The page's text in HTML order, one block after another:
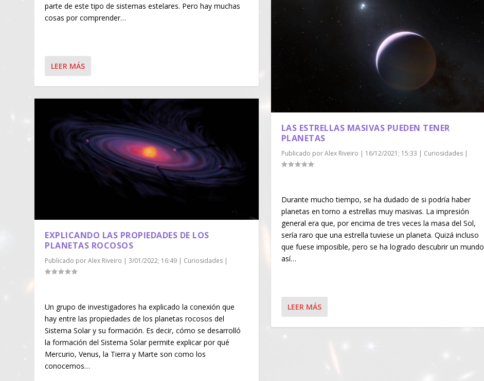
parte de este tipo de sistemas estelares. Pero hay muchas
cosas por comprender…
LEER MÁS
EXPLICANDO LAS PROPIEDADES DE LOS
PLANETAS ROCOSOS
Publicado porAlex Riveiro |3/01/2022; 16:49 | Curiosidades |
Un grupo de investigadores ha explicado la conexión que
hay entre las propiedades de los planetas rocosos del
Sistema Solar y su formación. Es decir, cómo se desarrolló
la formación del Sistema Solar permite explicar por qué
Mercurio, Venus, la Tierra y Marte son como los
conocemos…
LAS ESTRELLAS MASIVAS PUEDEN TENER
PLANETAS
Publicado porAlex Riveiro | 16/12/2021; 15:33 | Curiosidades|
Durante mucho tiempo, se ha dudado de si podría haber
planetas en torno a estrellas muy masivas. La impresión
general era que, por encima de tres veces la masa del Sol,
sería raro que una estrella tuviese un planeta. Quizá incluso
que fuese imposible, pero se ha logrado descubrir un mundo
así…
LEER MÁS